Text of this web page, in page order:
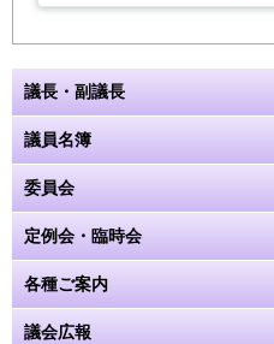
議長・副議長
議員名簿
委員会
定例会・臨時会
各種ご案内
議会広報